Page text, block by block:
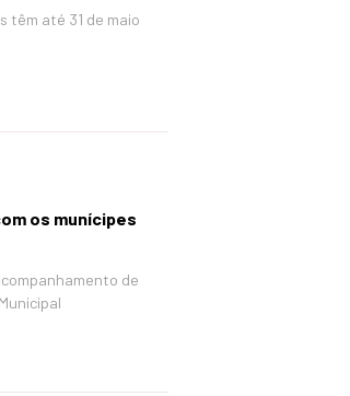
têm até 31 de maio
os munícipes
de